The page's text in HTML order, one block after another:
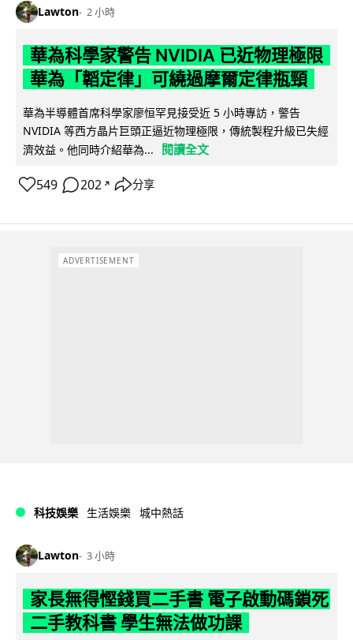
Lawton 2 小時
華為科學家警告 NVIDIA 已近物理極限
華為「韜定律」可繞過摩爾定律瓶頸
華為半導體首席科學家廖恒罕見接受近 5 小時專訪，警告
NVIDIA 等西方晶片巨頭正逼近物理極限，傳統製程升級已失經
濟效益。他同時介紹華為...
閱讀全文
549 202 ↗ 分享
ADVERTISEMENT
科技娛樂 生活娛樂 城中熱話
Lawton 3 小時
家長無得慳錢買二手書 電子啟動碼鎖死
二手教科書 學生無法做功課